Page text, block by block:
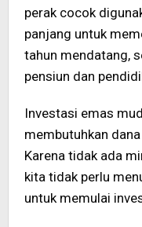
perak cocok
panjang untuk
tahun mendatang,
pensiun dan
Investasi emas
membutuhkan
Karena tidak ada
kita tidak perlu
untuk memulai